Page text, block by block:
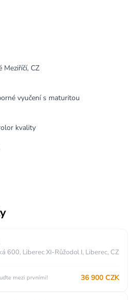
Meziříčí, CZ
vyučení s maturitou
kvality
600, Liberec XI-Růžodol I, Liberec, CZ
mezi prvními! 36 900 CZK